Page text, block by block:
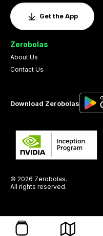
Get the App
Zerobolas
About Us
Contact Us
Download Zerobolas
© 2026 Zerobolas.
All rights reserved.